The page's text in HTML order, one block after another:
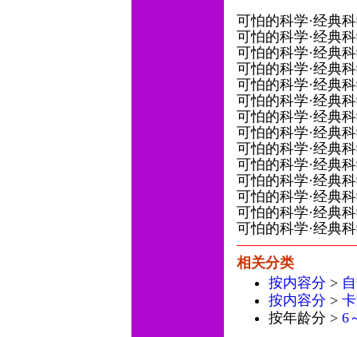
可怕的科学·经典
可怕的科学·经典
可怕的科学·经典
可怕的科学·经典
可怕的科学·经典
可怕的科学·经典
可怕的科学·经典
可怕的科学·经典
可怕的科学·经典
可怕的科学·经典
可怕的科学·经典
可怕的科学·经典
可怕的科学·经典
可怕的科学·经典
相关分类
按内容分 >
按内容分 >
按年龄分 > 6